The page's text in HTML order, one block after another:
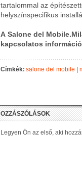
tartalommal az
helyszínspecifikus
A Salone del
kapcsolatos
Címkék:salone del mobile